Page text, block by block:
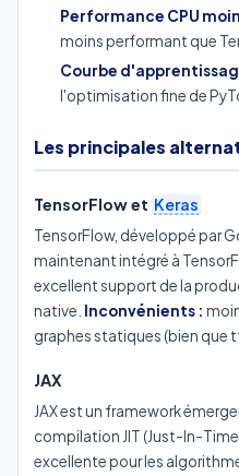
Performance CPU
moins performant que
Courbe
l'optimisation fine de
Les principales
TensorFlow et Keras
TensorFlow, développé par
maintenant intégré à
excellent support de la
native. Inconvénients :
graphes statiques (bien que
JAX
JAX est un framework
compilation JIT (Just-In-
excellente pour les